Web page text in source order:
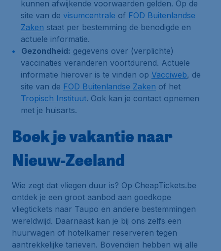
kunnen afwijkende voorwaarden gelden. Op de
site van de visumcentrale of FOD Buitenlandse
Zaken staat per bestemming de benodigde en
actuele informatie.
Gezondheid: gegevens over (verplichte)
vaccinaties veranderen voortdurend. Actuele
informatie hierover is te vinden op Vacciweb, de
site van de FOD Buitenlandse Zaken of het
Tropisch Instituut. Ook kan je contact opnemen
met je huisarts.
Boek je vakantie naar
Nieuw-Zeeland
Wie zegt dat vliegen duur is? Op CheapTickets.be
ontdek je een groot aanbod aan goedkope
vliegtickets naar Taupo en andere bestemmingen
wereldwijd. Daarnaast kan je bij ons zelfs een
huurwagen of hotelkamer reserveren tegen
aantrekkelijke tarieven. Bovendien hebben wij alle